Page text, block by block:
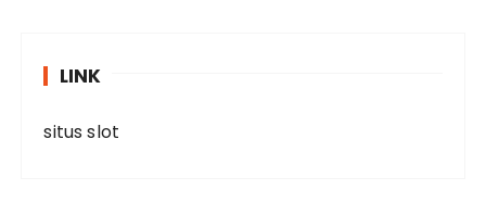
LINK
situs slot